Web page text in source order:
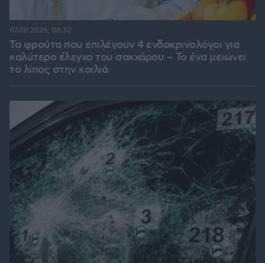
Τα φρούτα που επιλέγουν 4 ενδοκρινολόγοι για
καλύτερο έλεγχο του σακχάρου – Το ένα μειώνει
το λίπος στην κοιλιά
07.08.2026, 08:32